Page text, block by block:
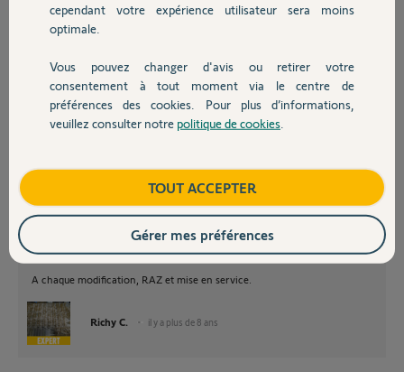
Devis avec un pro
Contact
il y a plus de 8 ans
Participer au fil de discussion
Voilà une installation complètement hors normes et spécifications.
Essayez en inversant les couleurs des fils de chaque vérins et puis faites
une RAZ et une remise en service.
Si encore des soucis, croisez Les fils M1 avec M2.
A chaque modification, RAZ et mise en service.
Richy C. il y a plus de 8 ans
cependant votre expérience utilisateur sera moins
optimale.
Vous pouvez changer d'avis ou retirer votre
consentement à tout moment via le centre de
préférences des cookies. Pour plus d’informations,
veuillez consulter notre politique de cookies
TOUT ACCEPTER
Gérer mes préférences